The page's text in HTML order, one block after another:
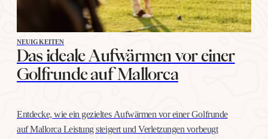
NEUIGKEITEN
Das ideale Aufwärmen vor einer
Golfrunde auf Mallorca
Entdecke, wie ein gezieltes Aufwärmen vor einer Golfrunde
auf Mallorca Leistung steigert und Verletzungen vorbeugt